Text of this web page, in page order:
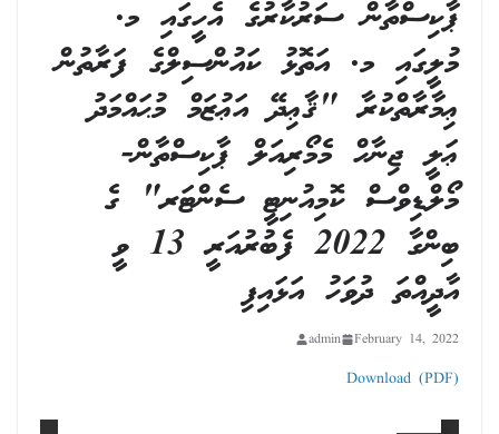
ޕާކިސްތާން ސަރުކާރުގެ އެހީގައި މ.
މުލީގައި މ. އަތޮޅު ކައުންސިލްގެ ފަރާތުން
ޢިމާރާތްކުރާ "ޤާޢިދޭ އަޢުޒަމް މުޙައްމަދު
ޢަލީ ޖިނާހް މެމޯރިއަލް ޕާކިސްތާން-
މޯލްޑިވްސް ކޮމިއުނިޓީ ސެންޓަރ" ގެ
ބިންގާ 2022 ފެބުރުއަރީ 13 ވީ
އާދީއްތަ ދުވަހު އަޅައިފި
February 14, 2022
admin
Download (PDF)